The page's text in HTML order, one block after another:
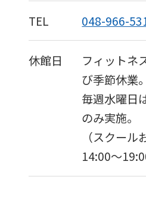
TEL 048-966-
休館日
フィットネ
び季節休業。
毎週水曜日
のみ実施。
（スクー
14:00～